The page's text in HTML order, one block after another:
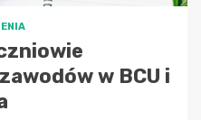
w BCU i